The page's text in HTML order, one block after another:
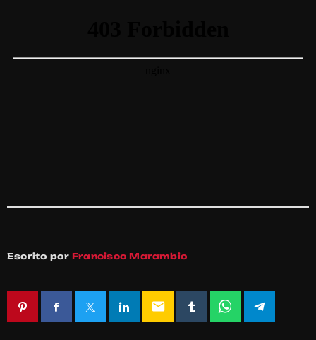
Escrito por Francisco Marambio
email